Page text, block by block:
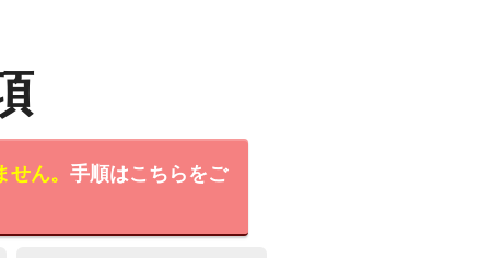
ん。 手順はこちらをご